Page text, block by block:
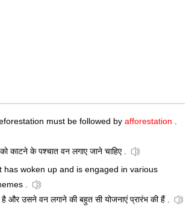
must be followed by afforestation
काटने के पश्चात वन लगाए जाने चाहिए .
has woken up and is engaged in various
.
और उसने वन लगाने की बहुत सी योजनाएं प्रारंभ की हैं .